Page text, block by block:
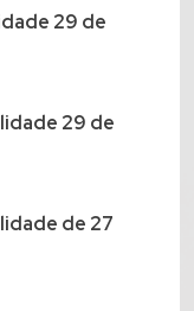
29 de
29 de
de 27